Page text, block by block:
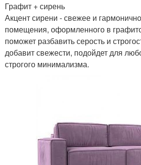
Графит + сирень
Акцент сирени - свежее и
помещения, оформленного в
поможет разбавить серость и
добавит свежести, подойдет для
строгого минимализма.